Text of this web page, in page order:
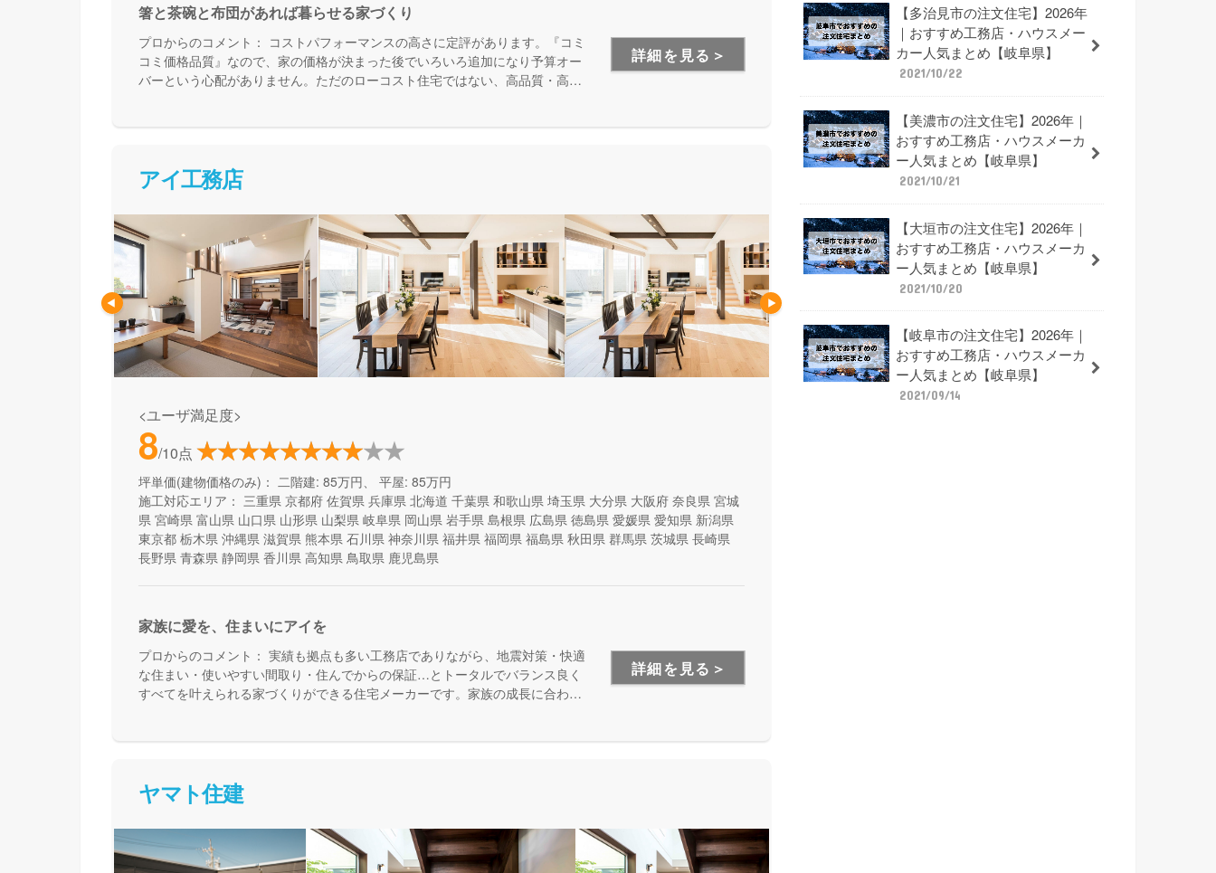
箸と茶碗と布団があれば暮らせる家づくり
プロからのコメント： コストパフォーマンスの高さに定評があります。『コミ
コミ価格品質』なので、家の価格が決まった後でいろいろ追加になり予算オー
バーという心配がありません。ただのローコスト住宅ではない、高品質・高性
詳細を見る＞
アイ工務店
<ユーザ満足度>
8/10点
坪単価(建物価格のみ)： 二階建: 85万円、 平屋: 85万円
施工対応エリア： 三重県 京都府 佐賀県 兵庫県 北海道 千葉県 和歌山県 埼玉県 大分県 大阪府 奈良県 宮城
県 宮崎県 富山県 山口県 山形県 山梨県 岐阜県 岡山県 岩手県 島根県 広島県 徳島県 愛媛県 愛知県 新潟県
東京都 栃木県 沖縄県 滋賀県 熊本県 石川県 神奈川県 福井県 福岡県 福島県 秋田県 群馬県 茨城県 長崎県
長野県 青森県 静岡県 香川県 高知県 鳥取県 鹿児島県
家族に愛を、住まいにアイを
プロからのコメント： 実績も拠点も多い工務店でありながら、地震対策・快適
な住まい・使いやすい間取り・住んでからの保証…とトータルでバランス良く
すべてを叶えられる家づくりができる住宅メーカーです。家族の成長に合わせ
詳細を見る＞
ヤマト住建
【多治見市の注文住宅】2026年
｜おすすめ工務店・ハウスメー
カー人気まとめ【岐阜県】
2021/10/22
【美濃市の注文住宅】2026年｜
おすすめ工務店・ハウスメーカ
ー人気まとめ【岐阜県】
2021/10/21
【大垣市の注文住宅】2026年｜
おすすめ工務店・ハウスメーカ
ー人気まとめ【岐阜県】
2021/10/20
【岐阜市の注文住宅】2026年｜
おすすめ工務店・ハウスメーカ
ー人気まとめ【岐阜県】
2021/09/14